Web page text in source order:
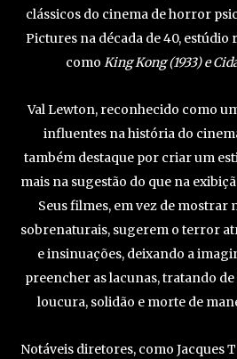
clássicos do cinema de horror
Pictures na década de 40,
como King Kong (1933) e
Val Lewton, reconhecido como
influentes na história do
também destaque por criar um
mais na sugestão do que na
Seus filmes, em vez de mostrar
sobrenaturais, sugerem o terror
e insinuações, deixando a
preencher as lacunas, tratando
loucura, solidão e morte de
Notáveis diretores, como Jacques